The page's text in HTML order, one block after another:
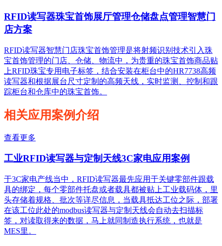
RFID读写器珠宝首饰展厅管理仓储盘点管理智慧门
店方案
RFID读写器智慧门店珠宝首饰管理是将射频识别技术引入珠
宝首饰管理的门店、仓储、物流中，为贵重的珠宝首饰商品贴
上RFID珠宝专用电子标签，结合安装在柜台中的HR7738高频
读写器和根据展台尺寸定制的高频天线，实时监测、控制和跟
踪柜台和仓库中的珠宝首饰。
相关应用案例介绍
查看更多
工业RFID读写器与定制天线3C家电应用案例
于3C家电产线当中，RFID读写器最先应用于关键零部件跟载
具的绑定，每个零部件托盘或者载具都被贴上工业载码体，里
头存储着规格、批次等详尽信息，当载具抵达工位之际，部署
在该工位此处的modbus读写器与定制天线会自动去扫描标
签，对读取得来的数据，马上就同制造执行系统，也就是
MES里。